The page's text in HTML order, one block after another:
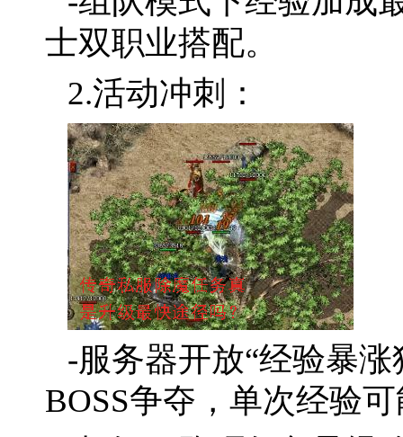
士双职业搭配。
2.活动冲刺：
-服务器开放“经验暴
BOSS争夺，单次经验